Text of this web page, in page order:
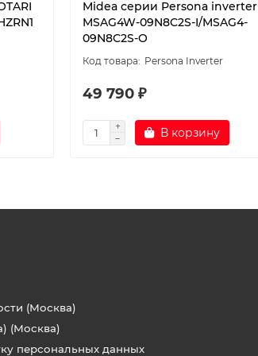
Midea серии Persona inverter
MSAG4W-09N8C2S-I/MSAG4-
09N8C2S-O
Persona Inverter
49 790 ₽
В корзину
(Москва)
(Москва)
персональных данных